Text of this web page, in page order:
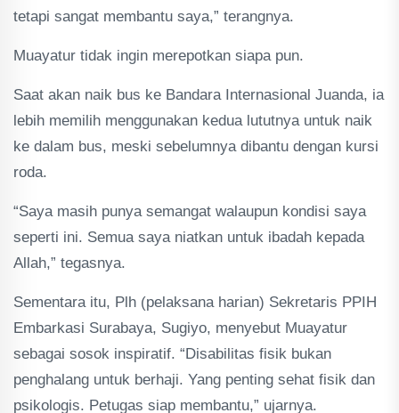
tetapi sangat membantu saya,” terangnya.
Muayatur tidak ingin merepotkan siapa pun.
Saat akan naik bus ke Bandara Internasional Juanda, ia
lebih memilih menggunakan kedua lututnya untuk naik
ke dalam bus, meski sebelumnya dibantu dengan kursi
roda.
“Saya masih punya semangat walaupun kondisi saya
seperti ini. Semua saya niatkan untuk ibadah kepada
Allah,” tegasnya.
Sementara itu, Plh (pelaksana harian) Sekretaris PPIH
Embarkasi Surabaya, Sugiyo, menyebut Muayatur
sebagai sosok inspiratif. “Disabilitas fisik bukan
penghalang untuk berhaji. Yang penting sehat fisik dan
psikologis. Petugas siap membantu,” ujarnya.